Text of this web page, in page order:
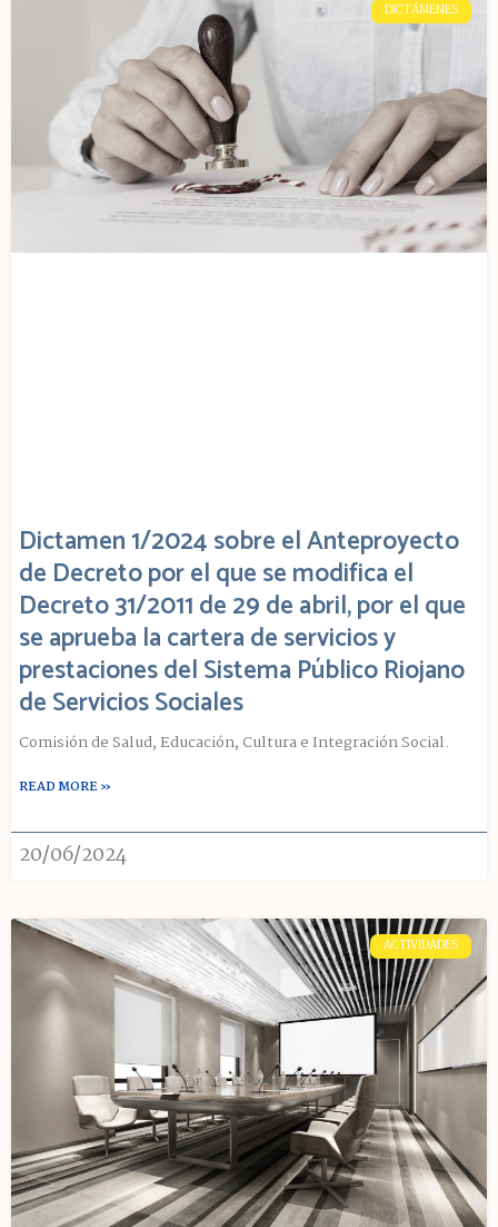
DICTÁMENES
Dictamen 1/2024 sobre el Anteproyecto
de Decreto por el que se modifica el
Decreto 31/2011 de 29 de abril, por el que
se aprueba la cartera de servicios y
prestaciones del Sistema Público Riojano
de Servicios Sociales
Comisión de Salud, Educación, Cultura e Integración Social.
READ MORE »
20/06/2024
ACTIVIDADES